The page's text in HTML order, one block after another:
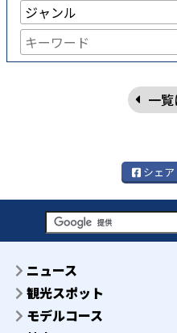
一
シェア
ニュース
観光スポット
モデルコース